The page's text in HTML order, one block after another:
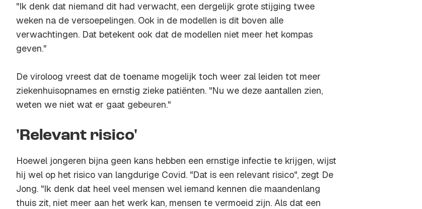
"Ik denk dat niemand dit had verwacht, een dergelijk grote stijging twee
weken na de versoepelingen. Ook in de modellen is dit boven alle
verwachtingen. Dat betekent ook dat de modellen niet meer het kompas
geven."
De viroloog vreest dat de toename mogelijk toch weer zal leiden tot meer
ziekenhuisopnames en ernstig zieke patiënten. "Nu we deze aantallen zien,
weten we niet wat er gaat gebeuren."
'Relevant risico'
Hoewel jongeren bijna geen kans hebben een ernstige infectie te krijgen, wijst
hij wel op het risico van langdurige Covid. "Dat is een relevant risico", zegt De
Jong. "Ik denk dat heel veel mensen wel iemand kennen die maandenlang
thuis zit, niet meer aan het werk kan, mensen te vermoeid zijn. Als dat een